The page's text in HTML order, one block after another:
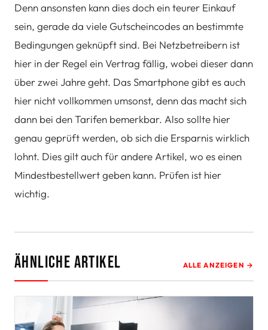
Denn ansonsten kann dies doch ein teurer Einkauf
sein, gerade da viele Gutscheincodes an bestimmte
Bedingungen geknüpft sind. Bei Netzbetreibern ist
hier in der Regel ein Vertrag fällig, wobei dieser dann
über zwei Jahre geht. Das Smartphone gibt es auch
hier nicht vollkommen umsonst, denn das macht sich
dann bei den Tarifen bemerkbar. Also sollte hier
genau geprüft werden, ob sich die Ersparnis wirklich
lohnt. Dies gilt auch für andere Artikel, wo es einen
Mindestbestellwert geben kann. Prüfen ist hier
wichtig.
Ähnliche Artikel ALLE ANZEIGEN →